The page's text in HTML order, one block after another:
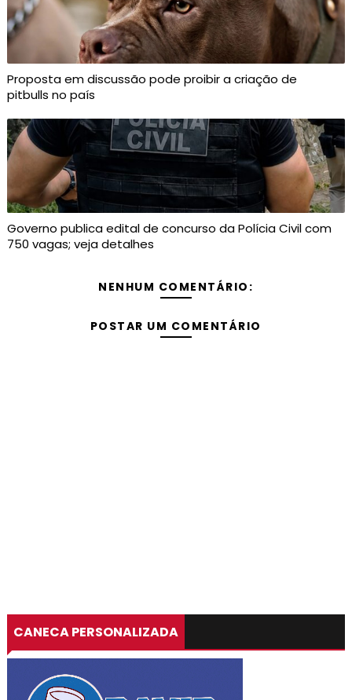
Proposta em discussão pode proibir a criação de
pitbulls no país
Governo publica edital de concurso da Polícia Civil com
750 vagas; veja detalhes
NENHUM COMENTÁRIO:
POSTAR UM COMENTÁRIO
CANECA PERSONALIZADA